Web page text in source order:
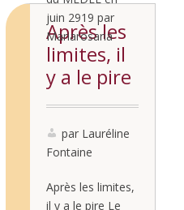
juin 2919 par
Mariarosaria
Guglielmi/ Report
delivered at the
MEDEL meeting
in June 2019 by
Mariarosaria
Guglielmi
Guglielmi is
currently deputy
Lire la
suite...
Après les
limites, il
y a le pire
par Lauréline
Fontaine
Après les limites,
il y a le pire Le